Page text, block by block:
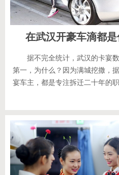
在武汉开豪车滴都是
据不完全统计，武汉的卡宴
第一，为什么？因为满城挖撒，
宴车主，都是专注拆迁二十年的职